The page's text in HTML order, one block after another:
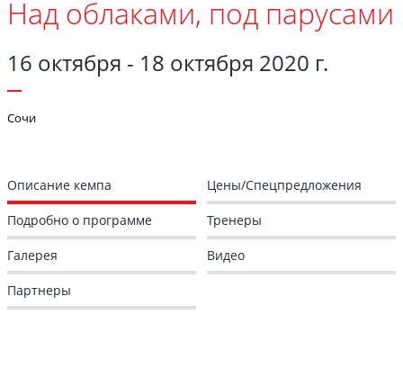
Над облаками, под парусами
16 октября - 18 октября 2020 г.
Сочи
Описание кемпа Цены/Спецпредложения
Подробно о программе Тренеры
Галерея Видео
Партнеры